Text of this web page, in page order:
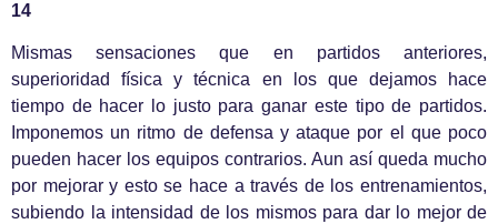
14
Mismas sensaciones que en partidos anteriores,
superioridad física y técnica en los que dejamos hace
tiempo de hacer lo justo para ganar este tipo de partidos.
Imponemos un ritmo de defensa y ataque por el que poco
pueden hacer los equipos contrarios. Aun así queda mucho
por mejorar y esto se hace a través de los entrenamientos,
subiendo la intensidad de los mismos para dar lo mejor de